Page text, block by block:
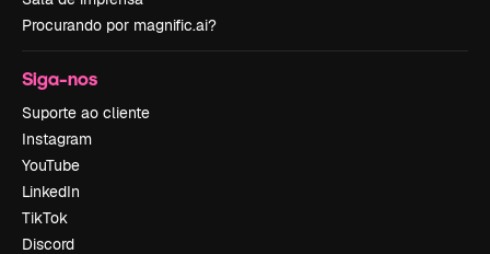
Procurando por magnific.ai?
Siga-nos
Suporte ao cliente
Instagram
YouTube
LinkedIn
TikTok
Discord